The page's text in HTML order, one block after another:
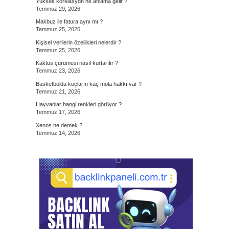
Temmuz 29, 2026
Makbuz ile fatura aynı mı ?
Temmuz 25, 2026
Kişisel verilerin özellikleri nelerdir ?
Temmuz 25, 2026
Kaktüs çürümesi nasıl kurtarılır ?
Temmuz 23, 2026
Basketbolda koçların kaç mola hakkı var ?
Temmuz 21, 2026
Hayvanlar hangi renkleri görüyor ?
Temmuz 17, 2026
Xenos ne demek ?
Temmuz 14, 2026